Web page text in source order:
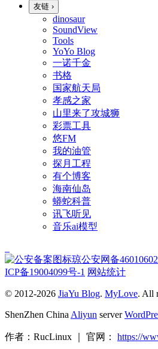
友链 ›
dinosaur
SoundView
Tools
YoYo Blog
一诺千金
书格
国家航天局
孝感之家
山里来了攻城狮
彩票工具
悠FM
我的油管
探月工程
有个博客
海南仙岛
蟒蛇科普
讯飞听见
音乐ai模型
琼公安网备
ICP备19004099号-1 网站统计
© 2012-2026 JiaYu Blog. MyLove. All
ShenZhen China Aliyun server
作者：RucLinux ｜ 官网： https://